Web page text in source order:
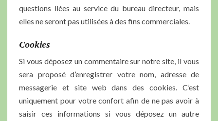
questions liées au service du bureau directeur, mais
elles ne seront pas utilisées à des fins commerciales.
Cookies
Si vous déposez un commentaire sur notre site, il vous
sera proposé d’enregistrer votre nom, adresse de
messagerie et site web dans des cookies. C’est
uniquement pour votre confort afin de ne pas avoir à
saisir ces informations si vous déposez un autre